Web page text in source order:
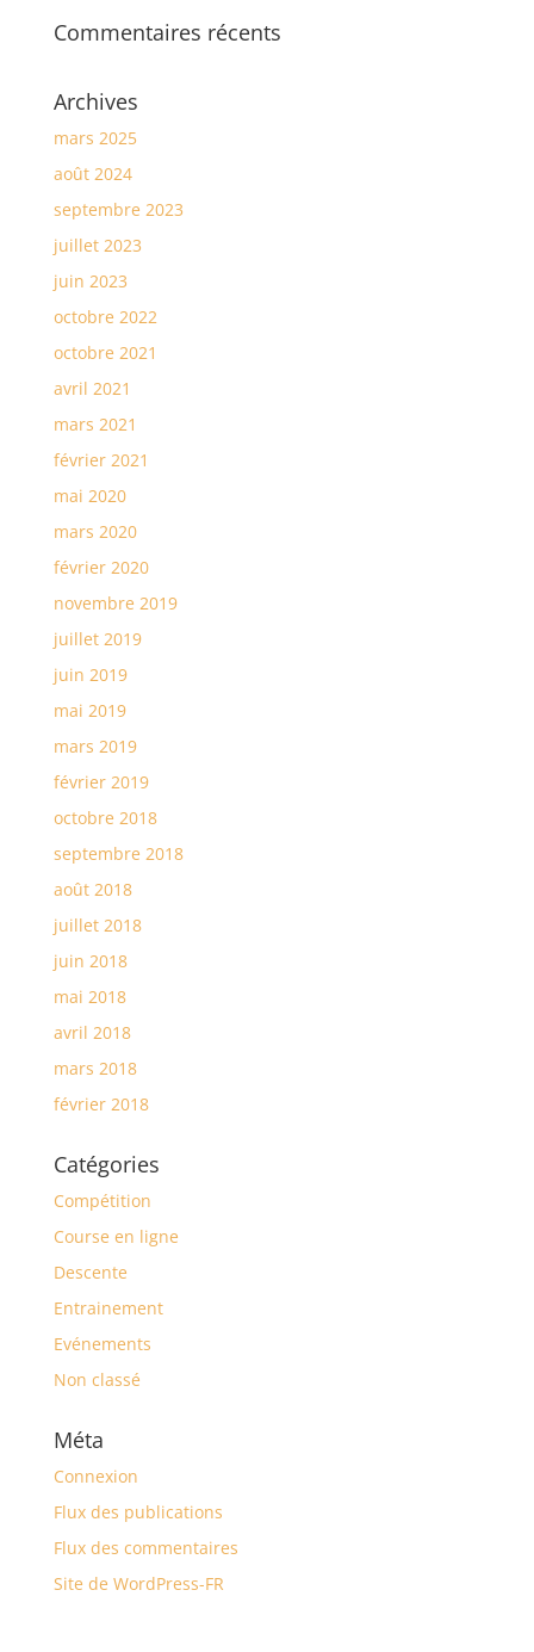
Commentaires récents
Archives
mars 2025
août 2024
septembre 2023
juillet 2023
juin 2023
octobre 2022
octobre 2021
avril 2021
mars 2021
février 2021
mai 2020
mars 2020
février 2020
novembre 2019
juillet 2019
juin 2019
mai 2019
mars 2019
février 2019
octobre 2018
septembre 2018
août 2018
juillet 2018
juin 2018
mai 2018
avril 2018
mars 2018
février 2018
Catégories
Compétition
Course en ligne
Descente
Entrainement
Evénements
Non classé
Méta
Connexion
Flux des publications
Flux des commentaires
Site de WordPress-FR